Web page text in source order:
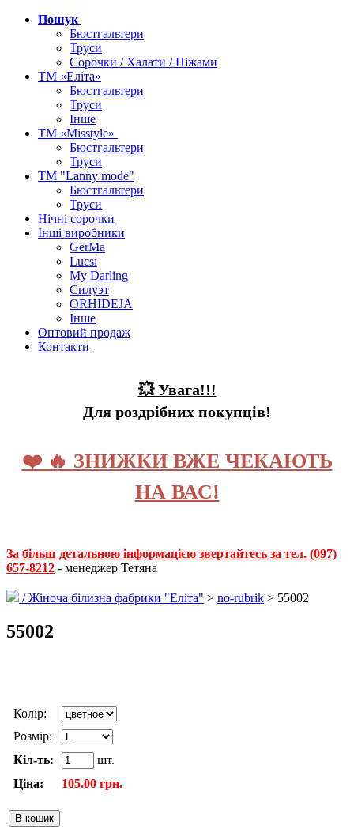
Пошук
Бюстгальтери
Труси
Сорочки / Халати / Піжами
ТМ «Еліта»
Бюстгальтери
Труси
Інше
ТМ «Misstyle»
Бюстгальтери
Труси
ТМ "Lanny mode"
Бюстгальтери
Труси
Нічні сорочки
Інші виробники
GerMa
Lucsi
My Darling
Силуэт
ORHIDEJA
Інше
Оптовий продаж
Контакти
💥 Увага!!!
Для роздрібних покупців!
❤️ 🔥 ЗНИЖКИ ВЖЕ ЧЕКАЮТЬ
НА ВАС!
За більш детальною інформацією звертайтесь за тел. (097)
657-8212 - менеджер Тетяна
/Жіноча білизна фабрики "Еліта" > no-rubrik > 55002
55002
Колір:
Розмір:
Кіл-ть:
шт.
Ціна:
105.00 грн.